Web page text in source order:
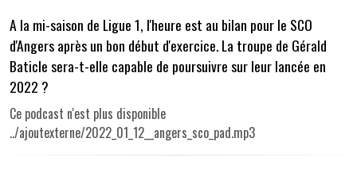
A la mi-saison de Ligue 1, l'heure est au bilan pour le SCO
d'Angers après un bon début d'exercice. La troupe de Gérald
Baticle sera-t-elle capable de poursuivre sur leur lancée en
2022 ?
Ce podcast n'est plus disponible
../ajoutexterne/2022_01_12__angers_sco_pad.mp3